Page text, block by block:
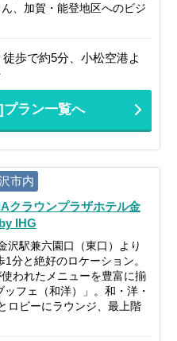
、加賀・能登地区へのビジ
歩で約5分、小松空港よ
ラン一覧へ
市内
クラウンプラザホテル金
IHG
沢駅兼六園口（東口）より
1分と絶好のロケーション。
われたメニューを豊富に揃
フェ（和洋）」。和・洋・
ロビーにラウンジ、最上階